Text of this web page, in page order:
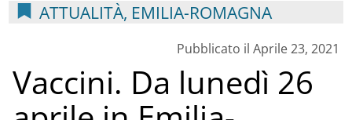
ATTUALITÀ, EMILIA-ROMAGNA
Pubblicato il Aprile 23, 2021
Vaccini. Da lunedì 26